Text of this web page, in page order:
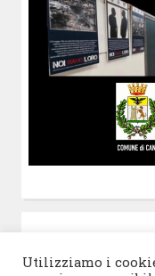
Utilizziamo i